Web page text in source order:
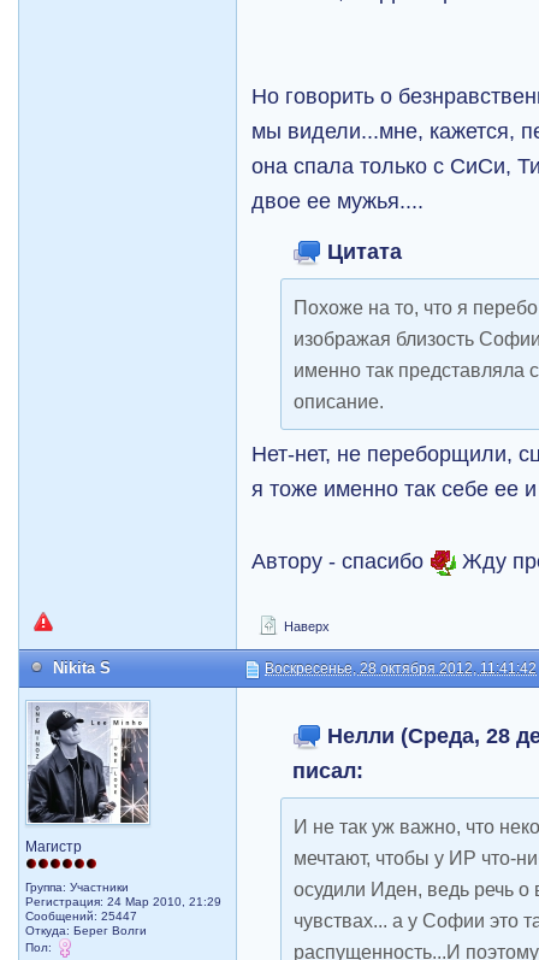
Но говорить о
мы видели...мне, кажется,
она спала только с СиСи,
двое ее мужья....
Цитата
Похоже на то, что я
изображая близость
именно так представляла
описание.
Нет-нет, не переборщили,
я тоже именно так себе ее
Автору - спасибо Жду
Наверх
Nikita S Воскресенье, 28 октября 2012, 11:41:42
Магистр
Группа: Участники
Регистрация: 24 Мар 2010, 21:29
Сообщений: 25447
Откуда: Берег Волги
Пол:
Нелли (Среда, 28
писал:
И не так уж важно, что
мечтают, чтобы у ИР что-
осудили Иден, ведь речь
чувствах... а у Софии это
распущенность...И